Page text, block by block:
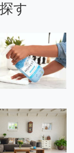
す